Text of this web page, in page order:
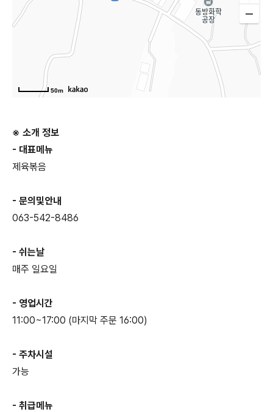
50m
※ 소개 정보
- 대표메뉴
제육볶음
- 문의및안내
063-542-8486
- 쉬는날
매주 일요일
- 영업시간
11:00~17:00 (마지막 주문 16:00)
- 주차시설
가능
- 취급메뉴